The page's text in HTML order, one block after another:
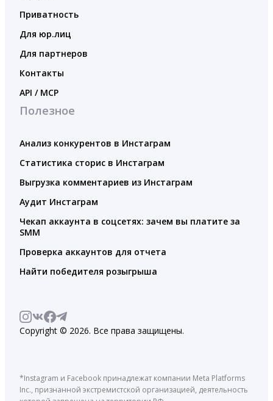
Приватность
Для юр.лиц
Для партнеров
Контакты
API / MCP
Полезное
Анализ конкурентов в Инстаграм
Статистика сторис в Инстаграм
Выгрузка комментариев из Инстаграм
Аудит Инстаграм
Чекап аккаунта в соцсетях: зачем вы платите за
SMM
Проверка аккаунтов для отчета
Найти победителя розыгрыша
Copyright © 2026. Все права защищены.
*Instagram и Facebook принадлежат компании Meta Platforms
Inc., признанной экстремистской организацией, деятельность